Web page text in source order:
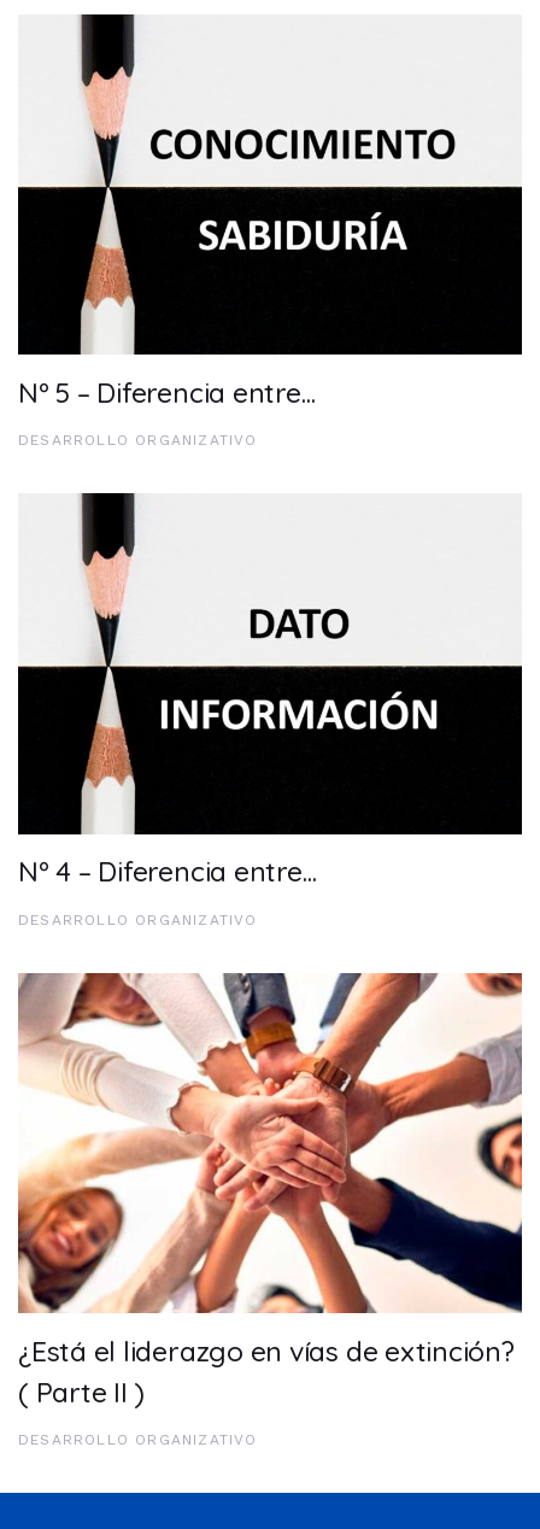
Nº 5 – Diferencia entre…
DESARROLLO ORGANIZATIVO
Nº 4 – Diferencia entre…
DESARROLLO ORGANIZATIVO
¿Está el liderazgo en vías de extinción?
( Parte II )
DESARROLLO ORGANIZATIVO